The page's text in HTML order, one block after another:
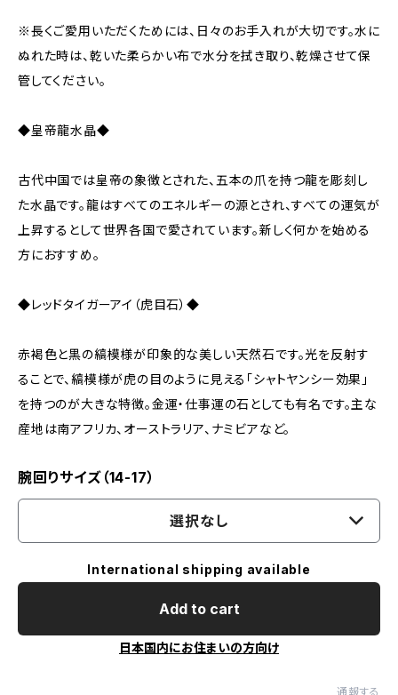
※長くご愛用いただくためには、日々のお手入れが大切です。水に
ぬれた時は、乾いた柔らかい布で水分を拭き取り、乾燥させて保
管してください。
◆皇帝龍水晶◆
古代中国では皇帝の象徴とされた、五本の爪を持つ龍を彫刻し
た水晶です。龍はすべてのエネルギーの源とされ、すべての運気が
上昇するとして世界各国で愛されています。新しく何かを始める
方におすすめ。
◆レッドタイガーアイ（虎目石）◆
赤褐色と黒の縞模様が印象的な美しい天然石です。光を反射す
ることで、縞模様が虎の目のように見える「シャトヤンシー効果」
を持つのが大きな特徴。金運・仕事運の石としても有名です。主な
産地は南アフリカ、オーストラリア、ナミビアなど。
腕回りサイズ（14-17）
選択なし
International shipping available
Add to cart
日本国内にお住まいの方向け
通報する